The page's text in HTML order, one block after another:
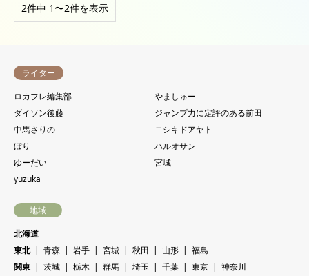
2件中 1〜2件を表示
ライター
ロカフレ編集部
やましゅー
ダイソン後藤
ジャンプ力に定評のある前田
中馬さりの
ニシキドアヤト
ぼり
ハルオサン
ゆーだい
宮城
yuzuka
地域
北海道
東北
青森 岩手 宮城 秋田 山形
福島
関東
茨城 栃木 群馬 埼玉 千葉 東京
神奈川